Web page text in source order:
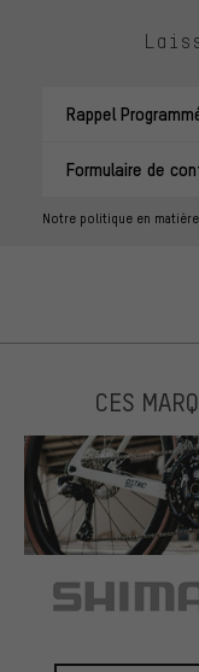
Rappel
Formulaire de
Notre politique en
CES